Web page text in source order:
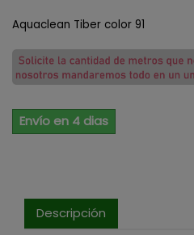
Aquaclean Tiber color 91
Envío en 4 dias
Descripción